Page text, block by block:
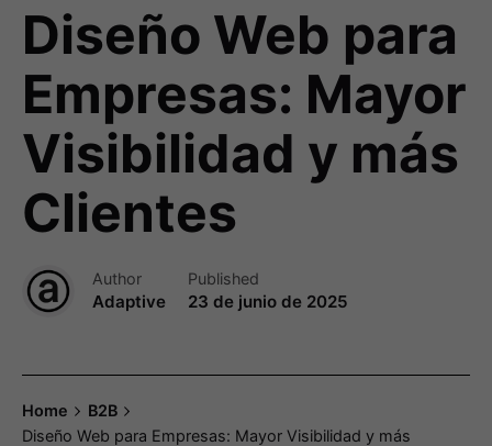
Diseño Web para
Empresas: Mayor
Visibilidad y más
Clientes
Author
Adaptive
Published
23 de junio de 2025
Home
B2B
Diseño Web para Empresas: Mayor Visibilidad y más